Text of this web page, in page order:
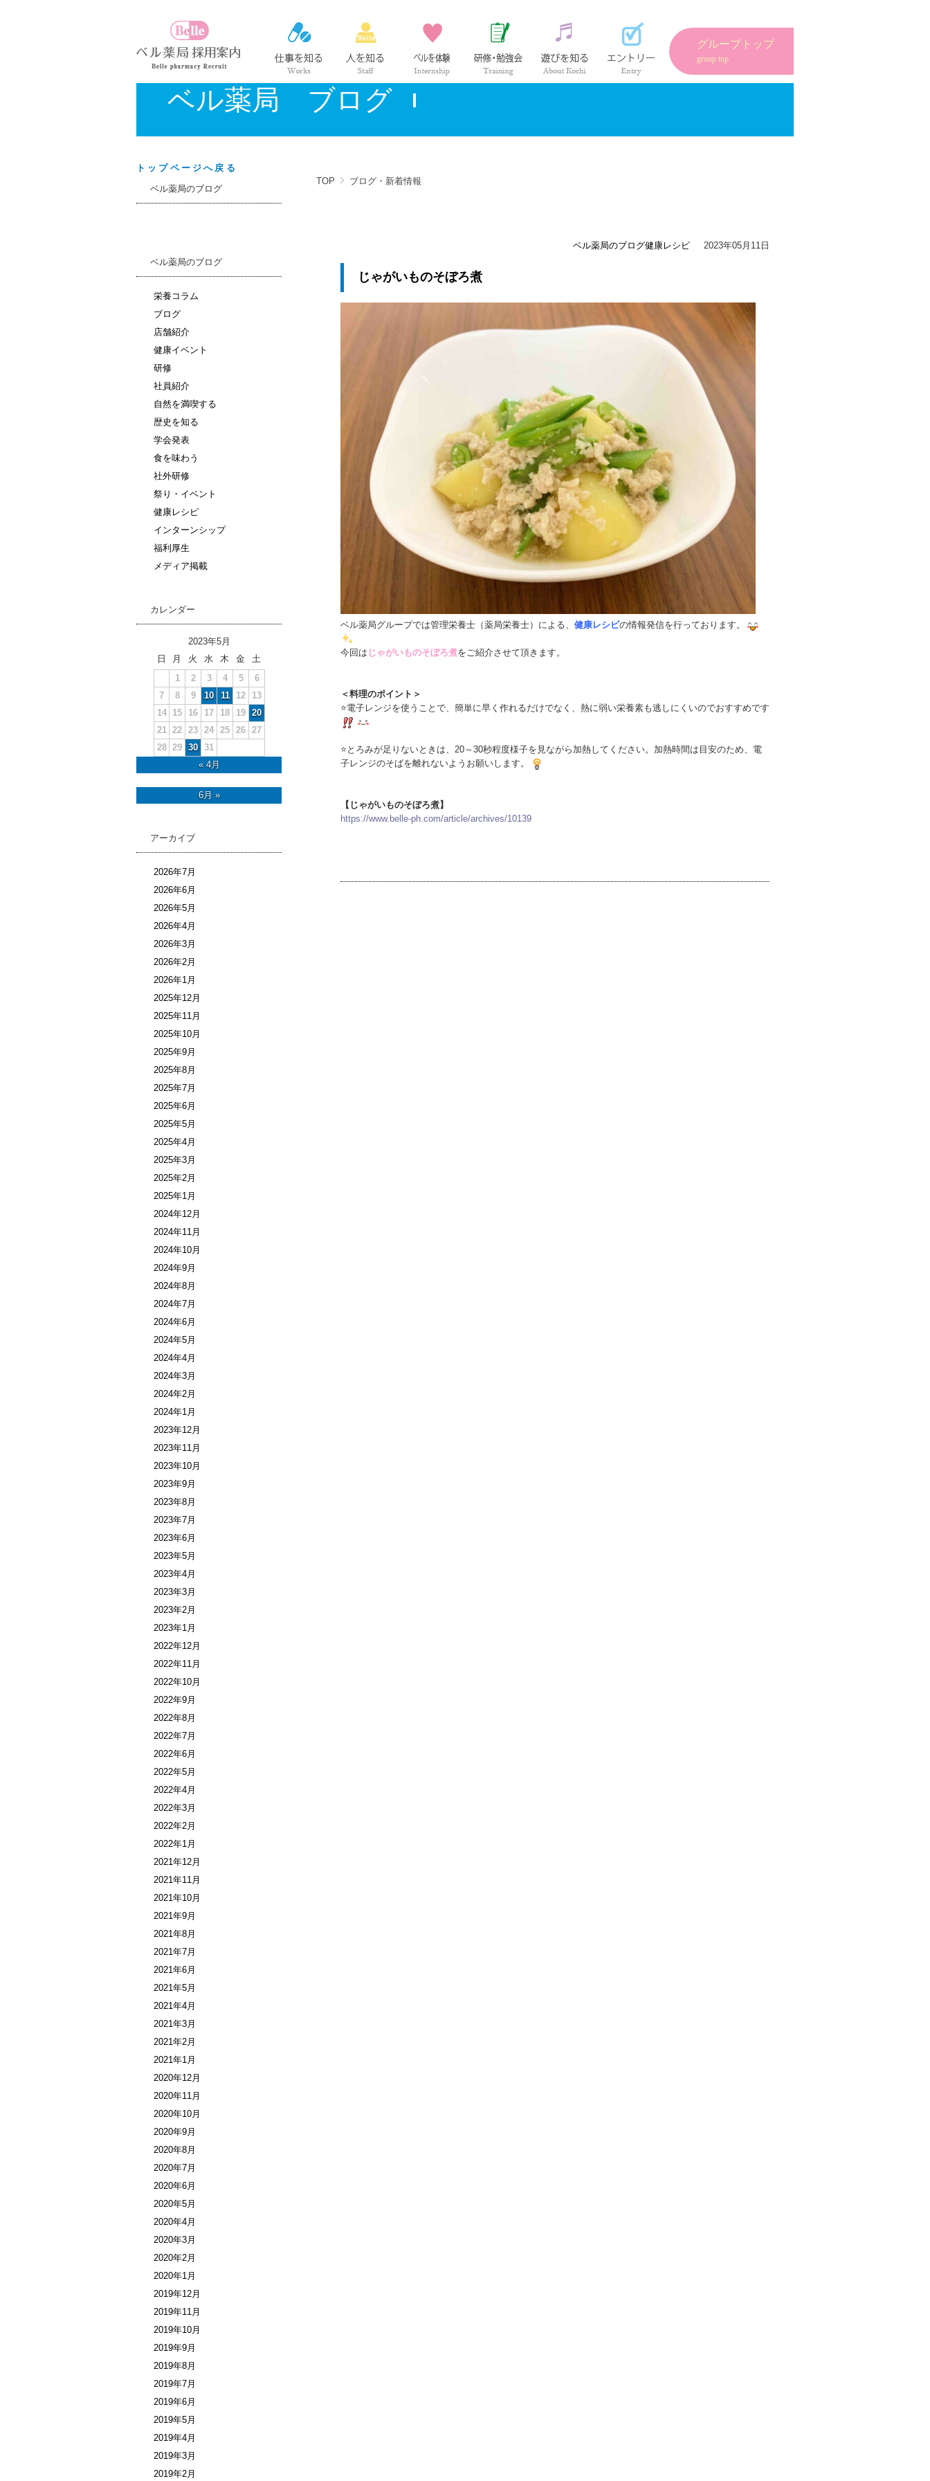
グループトップ
group top
ベル薬局の仕事 社員紹介 インターンシップ 研修・勉強会 高知の紹介 エントリーフォーム
ベル薬局 ブログ
TOP ブログ・新着情報
2023年05月11日
ベル薬局のブログ健康レシピ
じゃがいものそぼろ煮
ベル薬局グループでは管理栄養士（薬局栄養士）による、 健康レシピの情報発信を行っております。
今回は じゃがいものそぼろ煮をご紹介させて頂きます。
＜料理のポイント＞
⭐電子レンジを使うことで、簡単に早く作れるだけでなく、熱に弱い栄養素も逃しにくいのでおすすめです
⭐とろみが足りないときは、20～30秒程度様子を見ながら加熱してください。加熱時間は目安のため、電
子レンジのそばを離れないようお願いします。
【じゃがいものそぼろ煮】
https://www.belle-ph.com/article/archives/10139
トップページへ戻る
ベル薬局のブログ
ベル薬局のブログ
栄養コラム
ブログ
店舗紹介
健康イベント
研修
社員紹介
自然を満喫する
歴史を知る
学会発表
食を味わう
社外研修
祭り・イベント
健康レシピ
インターンシップ
福利厚生
メディア掲載
カレンダー
2023年5月
日
月 火 水 木 金
土
1
2 3 4 5
6
7
8 9 10 11 12
13
14
15 16 17 18 19 20
21 22 23 24 25 26 27
28 29 30 31
« 4月
6月 »
アーカイブ
2026年7月
2026年6月
2026年5月
2026年4月
2026年3月
2026年2月
2026年1月
2025年12月
2025年11月
2025年10月
2025年9月
2025年8月
2025年7月
2025年6月
2025年5月
2025年4月
2025年3月
2025年2月
2025年1月
2024年12月
2024年11月
2024年10月
2024年9月
2024年8月
2024年7月
2024年6月
2024年5月
2024年4月
2024年3月
2024年2月
2024年1月
2023年12月
2023年11月
2023年10月
2023年9月
2023年8月
2023年7月
2023年6月
2023年5月
2023年4月
2023年3月
2023年2月
2023年1月
2022年12月
2022年11月
2022年10月
2022年9月
2022年8月
2022年7月
2022年6月
2022年5月
2022年4月
2022年3月
2022年2月
2022年1月
2021年12月
2021年11月
2021年10月
2021年9月
2021年8月
2021年7月
2021年6月
2021年5月
2021年4月
2021年3月
2021年2月
2021年1月
2020年12月
2020年11月
2020年10月
2020年9月
2020年8月
2020年7月
2020年6月
2020年5月
2020年4月
2020年3月
2020年2月
2020年1月
2019年12月
2019年11月
2019年10月
2019年9月
2019年8月
2019年7月
2019年6月
2019年5月
2019年4月
2019年3月
2019年2月